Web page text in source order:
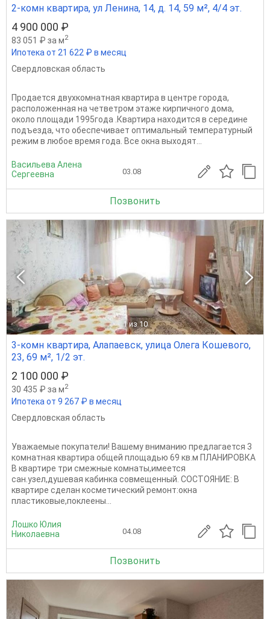
2-комн квартира, ул Ленина, 14, д. 14, 59 м², 4/4 эт.
4 900 000 ₽
83 051 ₽ за м2
Ипотека от 21 622 ₽ в месяц
Свердловская область
Продается двухкомнатная квартира в центре города,
расположенная на четветром этаже кирпичного дома,
около площади 1995года .Квартира находится в середине
подъезда, что обеспечивает оптимальный температурный
режим в любое время года. Все окна выходят...
Васильева Алена
Сергеевна
03.08
Позвонить
1 из 10
3-комн квартира, Алапаевск, улица Олега Кошевого,
23, 69 м², 1/2 эт.
2 100 000 ₽
30 435 ₽ за м2
Ипотека от 9 267 ₽ в месяц
Свердловская область
Уважаемые покупатели! Вашему вниманию предлагается 3
комнатная квартира общей площадью 69 кв.м ПЛАНИРОВКА
В квартире три смежные комнаты,имеется
сан.узел,душевая кабинка совмещенный. СОСТОЯНИЕ: В
квартире сделан косметический ремонт:окна
пластиковые,поклеены...
Лошко Юлия
Николаевна
04.08
Позвонить